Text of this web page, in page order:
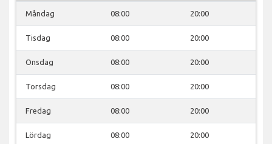
Måndag 08:00 20:00
Tisdag 08:00 20:00
Onsdag 08:00 20:00
Torsdag 08:00 20:00
Fredag 08:00 20:00
Lördag 08:00 20:00